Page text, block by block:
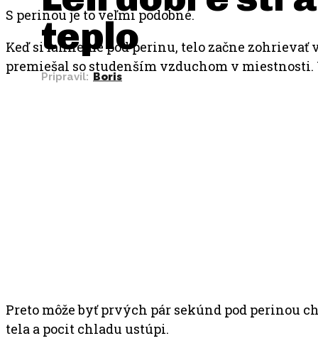
teplo
Pripravil: Boris
S perinou je to veľmi podobné.
Keď si ľahneme pod perinu, telo začne
premiešal so studenším vzduchom v
Preto môže byť prvých pár sekúnd pod perinou
tela a pocit chladu ustúpi.